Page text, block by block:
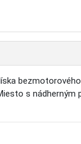
s nádherným